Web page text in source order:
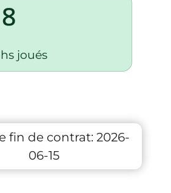
8
joués
fin de contrat: 2026-
06-15